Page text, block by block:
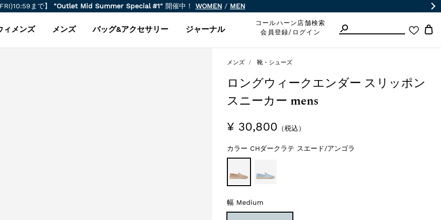
まで】 "Outlet Mid Summer Special #1" 開催中！ WOMEN / MEN
ィメンズ メンズ バッグ&アクセサリー ジャーナル
コールハーン店舗検索
会員登録/ログイン
メンズ 靴・シューズ
ロングウィークエンダー スリッポン
スニーカー mens
¥ 30,800 （税込）
カラー CHダークラテ スエード/アンゴラ
幅 Medium